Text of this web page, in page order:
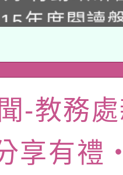
年度閱讀
講師名單
與教學軟
員會函釋公
應申請許可
水利署委託
-教務
享有